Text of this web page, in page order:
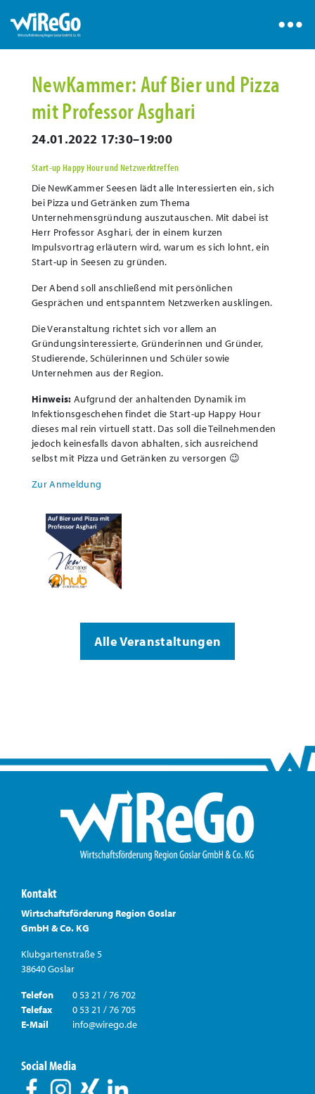
NewKammer: Auf Bier und Pizza
mit Professor Asghari
24.01.2022 17:30–19:00
Start-up Happy Hour und Netzwerktreffen
Die NewKammer Seesen lädt alle Interessierten ein, sich
bei Pizza und Getränken zum Thema
Unternehmensgründung auszutauschen. Mit dabei ist
Herr Professor Asghari, der in einem kurzen
Impulsvortrag erläutern wird, warum es sich lohnt, ein
Start-up in Seesen zu gründen.
Der Abend soll anschließend mit persönlichen
Gesprächen und entspanntem Netzwerken ausklingen.
Die Veranstaltung richtet sich vor allem an
Gründungsinteressierte, Gründerinnen und Gründer,
Studierende, Schülerinnen und Schüler sowie
Unternehmen aus der Region.
Hinweis: Aufgrund der anhaltenden Dynamik im
Infektionsgeschehen findet die Start-up Happy Hour
dieses mal rein virtuell statt. Das soll die Teilnehmenden
jedoch keinesfalls davon abhalten, sich ausreichend
selbst mit Pizza und Getränken zu versorgen 😉
Zur Anmeldung
Alle Veranstaltungen
Kontakt
Wirtschaftsförderung Region Goslar
GmbH & Co. KG
Klubgartenstraße 5
38640 Goslar
Telefon
0 53 21 / 76 702
Telefax
0 53 21 / 76 705
E-Mail
info@wirego.de
Social Media